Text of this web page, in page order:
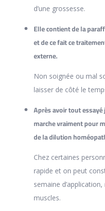
d’une grossesse.
Elle contient de la
et de ce fait ce
externe.
Non soignée ou mal
laisser de côté le
Après avoir tout
marche vraiment pour
de la dilution
Chez certaines
rapide et on peut
semaine
muscles.